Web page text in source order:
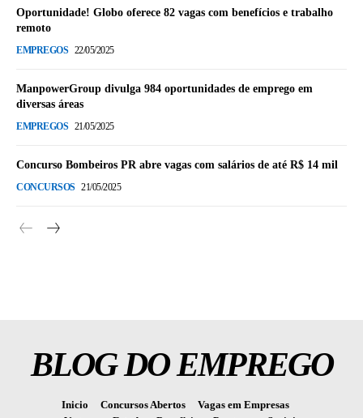
Oportunidade! Globo oferece 82 vagas com benefícios e trabalho
remoto
EMPREGOS 22/05/2025
ManpowerGroup divulga 984 oportunidades de emprego em
diversas áreas
EMPREGOS 21/05/2025
Concurso Bombeiros PR abre vagas com salários de até R$ 14 mil
CONCURSOS 21/05/2025
BLOG DO EMPREGO
Inicio Concursos Abertos
Vagas em Empresas